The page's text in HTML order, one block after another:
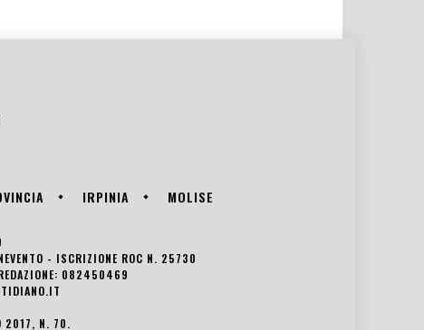
IRPINIA MOLISE
- ISCRIZIONE ROC N. 25730
REDAZIONE: 082450469
2017, N. 70.